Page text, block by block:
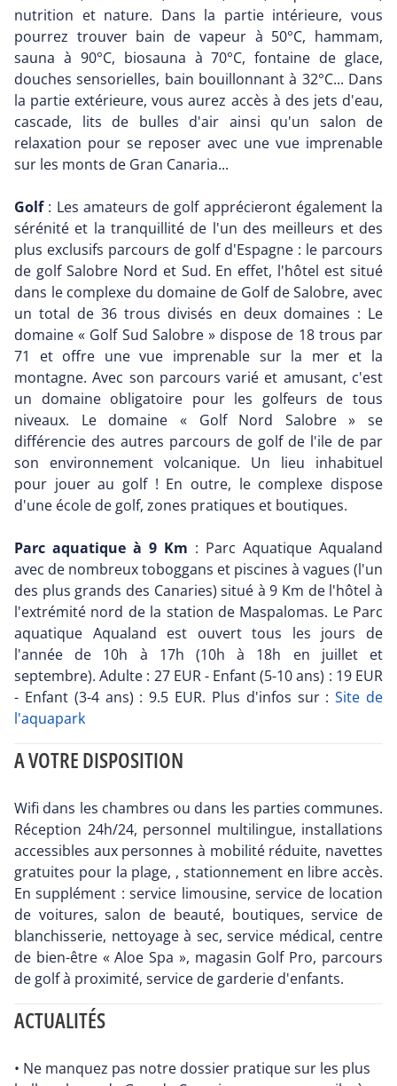
nutrition et nature. Dans la partie intérieure, vous
pourrez trouver bain de vapeur à 50°C, hammam,
sauna à 90°C, biosauna à 70°C, fontaine de glace,
douches sensorielles, bain bouillonnant à 32°C... Dans
la partie extérieure, vous aurez accès à des jets d'eau,
cascade, lits de bulles d'air ainsi qu'un salon de
relaxation pour se reposer avec une vue imprenable
sur les monts de Gran Canaria...
Golf: Les amateurs de golf apprécieront également la
sérénité et la tranquillité de l'un des meilleurs et des
plus exclusifs parcours de golf d'Espagne : le parcours
de golf Salobre Nord et Sud. En effet, l'hôtel est situé
dans le complexe du domaine de Golf de Salobre, avec
un total de 36 trous divisés en deux domaines : Le
domaine « Golf Sud Salobre » dispose de 18 trous par
71 et offre une vue imprenable sur la mer et la
montagne. Avec son parcours varié et amusant, c'est
un domaine obligatoire pour les golfeurs de tous
niveaux. Le domaine « Golf Nord Salobre » se
différencie des autres parcours de golf de l'ile de par
son environnement volcanique. Un lieu inhabituel
pour jouer au golf ! En outre, le complexe dispose
d'une école de golf, zones pratiques et boutiques.
Parc aquatique à 9 Km : Parc Aquatique Aqualand
avec de nombreux toboggans et piscines à vagues (l'un
des plus grands des Canaries) situé à 9 Km de l'hôtel à
l'extrémité nord de la station de Maspalomas. Le Parc
aquatique Aqualand est ouvert tous les jours de
l'année de 10h à 17h (10h à 18h en juillet et
septembre). Adulte : 27 EUR - Enfant (5-10 ans) : 19 EUR
- Enfant (3-4 ans) : 9.5 EUR. Plus d'infos sur :Site de
l'aquapark
A VOTRE DISPOSITION
Wifi dans les chambres ou dans les parties communes.
Réception 24h/24, personnel multilingue, installations
accessibles aux personnes à mobilité réduite, navettes
gratuites pour la plage, , stationnement en libre accès.
En supplément : service limousine, service de location
de voitures, salon de beauté, boutiques, service de
blanchisserie, nettoyage à sec, service médical, centre
de bien-être « Aloe Spa », magasin Golf Pro, parcours
de golf à proximité, service de garderie d'enfants.
ACTUALITÉS
• Ne manquez pas notre dossier pratique sur les plus